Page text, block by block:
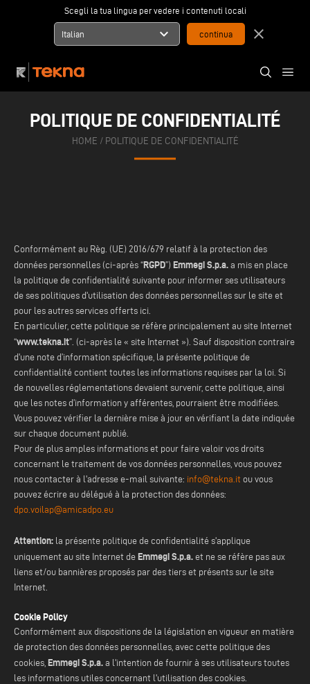
Scegli la tua lingua per vedere i contenuti locali
Italian expand_more close
POLITIQUE DE CONFIDENTIALITÉ
HOME / POLITIQUE DE CONFIDENTIALITÉ
Conformément au Règ. (UE) 2016/679 relatif à la protection des
données personnelles (ci-après “RGPD”) Emmegi S.p.a. a mis en place
la politique de confidentialité suivante pour informer ses utilisateurs
de ses politiques d'utilisation des données personnelles sur le site et
pour les autres services offerts ici.
En particulier, cette politique se réfère principalement au site Internet
“www.tekna.it”. (ci-après le « site Internet »). Sauf disposition contraire
d'une note d’information spécifique, la présente politique de
confidentialité contient toutes les informations requises par la loi. Si
de nouvelles réglementations devaient survenir, cette politique, ainsi
que les notes d’information y afférentes, pourraient être modifiées.
Vous pouvez vérifier la dernière mise à jour en vérifiant la date indiquée
sur chaque document publié.
Pour de plus amples informations et pour faire valoir vos droits
concernant le traitement de vos données personnelles, vous pouvez
nous contacter à l'adresse e-mail suivante: info@tekna.it ou vous
pouvez écrire au délégué à la protection des données:
dpo.voilap@amicadpo.eu
Attention: la présente politique de confidentialité s'applique
uniquement au site Internet de Emmegi S.p.a. et ne se réfère pas aux
liens et/ou bannières proposés par des tiers et présents sur le site
Internet.
Cookie Policy
Conformément aux dispositions de la législation en vigueur en matière
de protection des données personnelles, avec cette politique des
cookies, Emmegi S.p.a. a l'intention de fournir à ses utilisateurs toutes
les informations utiles concernant l'utilisation des cookies.